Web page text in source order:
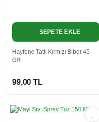
SEPETE EKLE
Hayfene Tatlı Kırmızı Biber 45
GR
99,00 TL